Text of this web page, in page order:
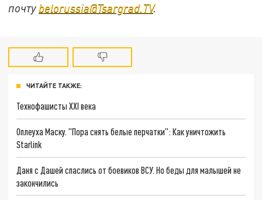
почту belorussia@Tsargrad.TV.
ЧИТАЙТЕ ТАКЖЕ:
Технофашисты XXI века
Оплеуха Маску. "Пора снять белые перчатки": Как уничтожить
Starlink
Даня с Дашей спаслись от боевиков ВСУ. Но беды для малышей не
закончились